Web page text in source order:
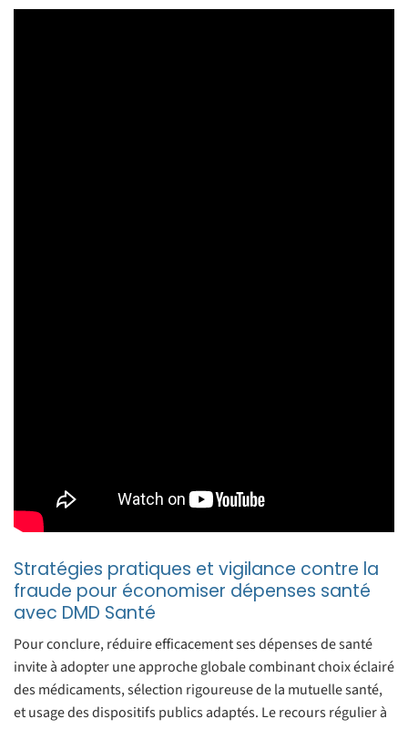
Stratégies pratiques et vigilance contre la
fraude pour économiser dépenses santé
avec DMD Santé
Pour conclure, réduire efficacement ses dépenses de santé
invite à adopter une approche globale combinant choix éclairé
des médicaments, sélection rigoureuse de la mutuelle santé,
et usage des dispositifs publics adaptés. Le recours régulier à